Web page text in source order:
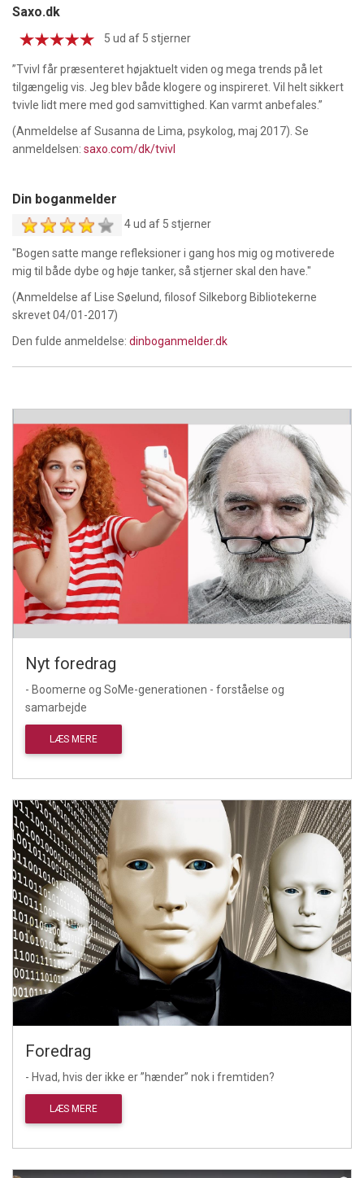
Saxo.dk
5 ud af 5 stjerner
”Tvivl får præsenteret højaktuelt viden og mega trends på let
tilgængelig vis. Jeg blev både klogere og inspireret. Vil helt sikkert
tvivle lidt mere med god samvittighed. Kan varmt anbefales.”
(Anmeldelse af Susanna de Lima, psykolog, maj 2017). Se
anmeldelsen: saxo.com/dk/tvivl
Din boganmelder
4 ud af 5 stjerner
"Bogen satte mange refleksioner i gang hos mig og motiverede
mig til både dybe og høje tanker, så stjerner skal den have."
(Anmeldelse af Lise Søelund, filosof Silkeborg Bibliotekerne
skrevet 04/01-2017)
Den fulde anmeldelse: dinboganmelder.dk
Nyt foredrag
- Boomerne og SoMe-generationen - forståelse og
samarbejde
LÆS MERE
Foredrag
- Hvad, hvis der ikke er ”hænder” nok i fremtiden?
LÆS MERE